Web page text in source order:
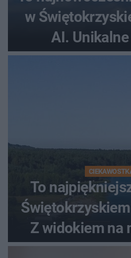
w
AI.
To
Świętokrzyskiem
Z widokiem na
szczyt Gór